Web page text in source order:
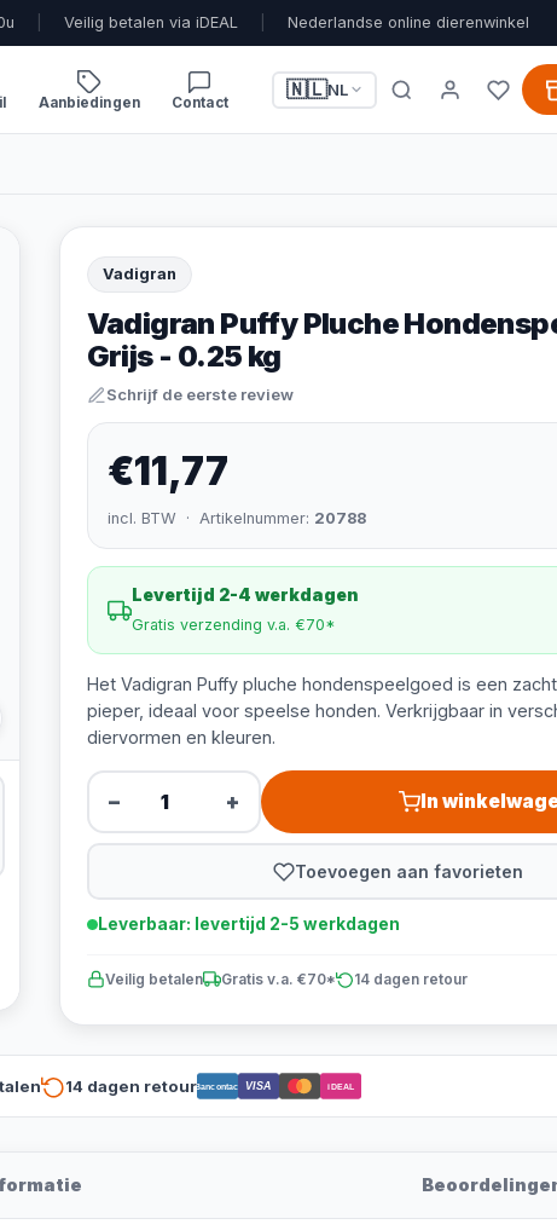
Veilig betalen via iDEAL Nederlandse online dierenwinkel
Aanbiedingen Contact
🇳🇱NL
Vadigran
Vadigran Puffy Pluche
Grijs - 0.25 kg
Schrijf de eerste review
€11,77
incl. BTW · Artikelnummer: 20788
Levertijd 2-4 werkdagen
Gratis verzending v.a. €70*
Het Vadigran Puffy pluche hondenspeelgoed is een
pieper, ideaal voor speelse honden. Verkrijgbaar in
diervormen en kleuren.
− + In
Toevoegen aan favorieten
Leverbaar: levertijd 2-5 werkdagen
Veilig betalen Gratis v.a. €70* 14 dagen retour
14 dagen retourBancontact VISA iDEAL